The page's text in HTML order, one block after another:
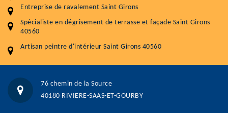
Entreprise de ravalement Saint Girons
Spécialiste en dégrisement de terrasse et façade Saint Girons
40560
Artisan peintre d'intérieur Saint Girons 40560
76 chemin de la Source
40180 RIVIERE-SAAS-ET-GOURBY
Artisant local recommander
76 chemin de la Source 40180 RIVIERE-SAAS-ET-GOURBY